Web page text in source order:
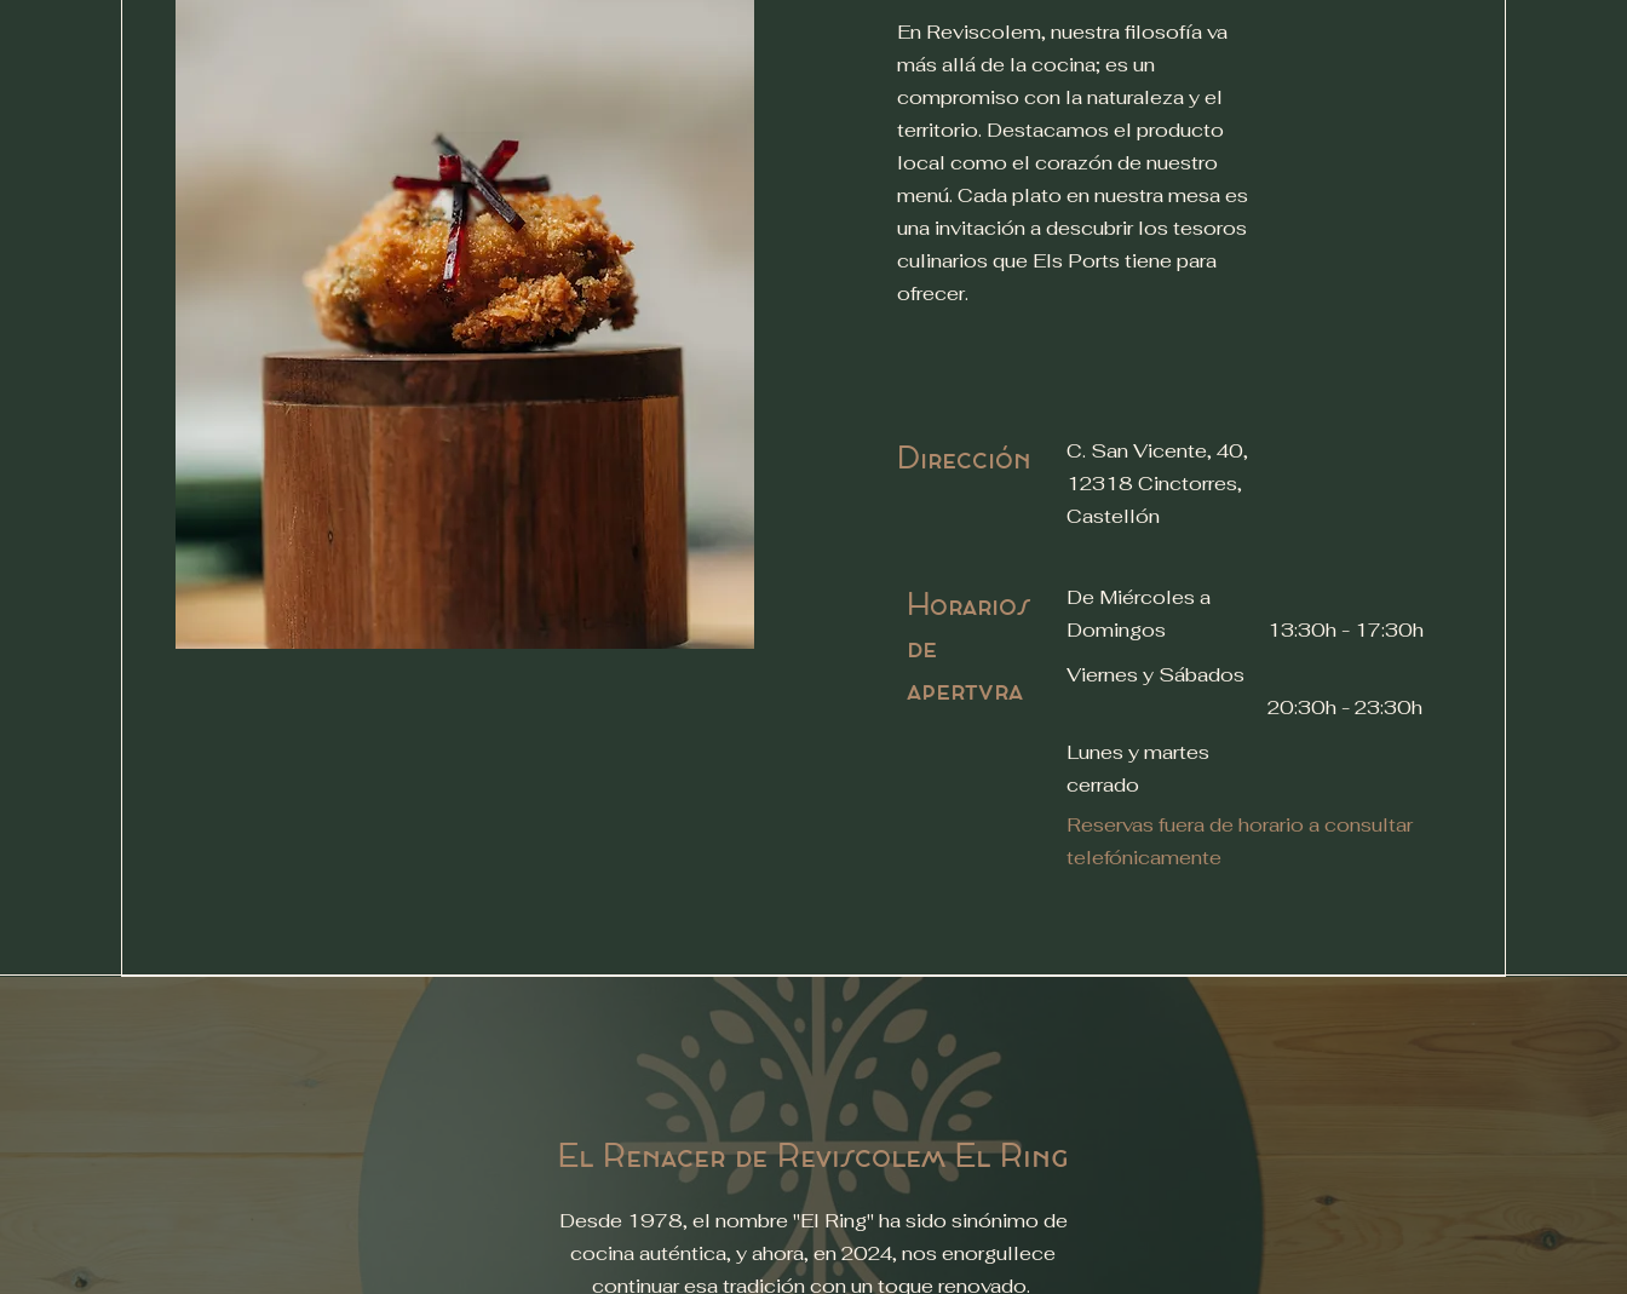
En Reviscolem, nuestra filosofía va
más allá de la cocina; es un
compromiso con la naturaleza y el
territorio. Destacamos el producto
local como el corazón de nuestro
menú. Cada plato en nuestra mesa es
una invitación a descubrir los tesoros
culinarios que Els Ports tiene para
ofrecer.
Dirección
C. San Vicente, 40,
12318 Cinctorres,
Castellón
Horarios
de
apertura
De Miércoles a
Domingos
13:30h - 17:30h
Viernes y Sábados
20:30h - 23:30h
Lunes y martes
cerrado
Reservas fuera de horario a consultar
telefónicamente
El Renacer de Reviscolem El Ring
Desde 1978, el nombre "El Ring" ha sido sinónimo de
cocina auténtica, y ahora, en 2024, nos enorgullece
continuar esa tradición con un toque renovado.